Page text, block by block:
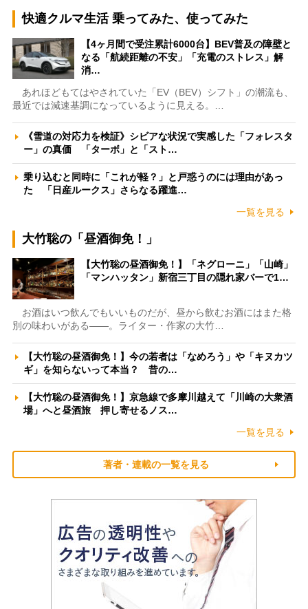
快適クルマ生活 乗ってみた、使ってみた
【4ヶ月間で受注累計6000台】BEV普及の障壁と
なる「航続距離の不安」「充電のストレス」解
消…
あれほどもてはやされていた「EV（BEV）シフト」の潮流も、
最近では減速基調になっているように見える。…
《雪道の対応力を検証》シビアな状況で実感した「フォレスタ
ー」の真価 「ターボ」と「スト…
乗り込むと同時に「これが軽？」と戸惑うのには理由があっ
た 「日産ルークス」さらなる躍進…
一覧を見る
大竹聡の「昼酒御免！」
【大竹聡の昼酒御免！】「ネグローニ」「山崎」
「マンハッタン」新宿三丁目の隠れ家バーで1…
お酒はいつ飲んでもいいものだが、昼から飲むお酒にはまた格
別の味わいがある――。ライター・作家の大竹…
【大竹聡の昼酒御免！】今の若者は「なめろう」や「キヌカツ
ギ」を知らないって本当？ 昔の…
【大竹聡の昼酒御免！】京急線で多摩川越えて「川崎の大衆酒
場」へと昼酒旅 押し寄せるノス…
一覧を見る
著者・連載の一覧を見る